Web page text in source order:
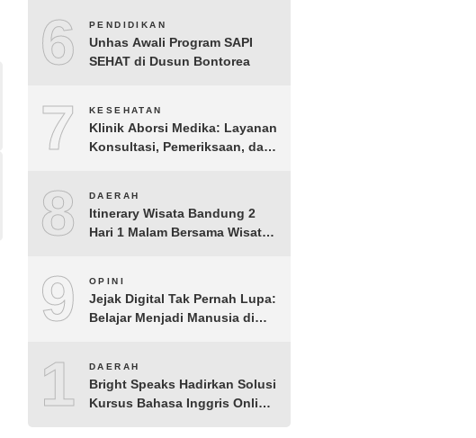
6 PENDIDIKAN
Unhas Awali Program SAPI
SEHAT di Dusun Bontorea
7 KESEHATAN
Klinik Aborsi Medika: Layanan
Konsultasi, Pemeriksaan, dan
8 DAERAH
Itinerary Wisata Bandung 2
Hari 1 Malam Bersama Wisata
9 OPINI
Jejak Digital Tak Pernah Lupa:
Belajar Menjadi Manusia di
10DAERAH
Bright Speaks Hadirkan Solusi
Kursus Bahasa Inggris Online